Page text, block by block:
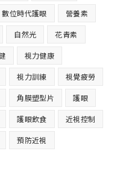
數位時代護眼 營養素
自然光 花青素
視力健康
視力訓練 視覺疲勞
角膜塑型片 護眼
護眼飲食 近視控制
預防近視